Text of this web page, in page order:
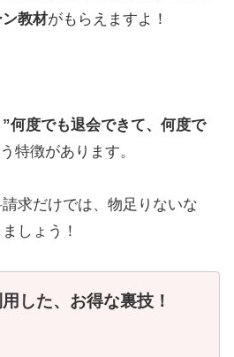
教材がもらえますよ！
”何度でも退会できて、何度で
特徴があります。
求だけでは、物足りないな
しょう！
した、お得な裏技！